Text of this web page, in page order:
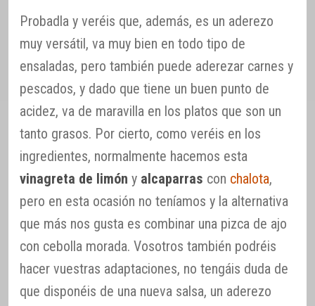
Probadla y veréis que, además, es un aderezo
muy versátil, va muy bien en todo tipo de
ensaladas, pero también puede aderezar carnes y
pescados, y dado que tiene un buen punto de
acidez, va de maravilla en los platos que son un
tanto grasos. Por cierto, como veréis en los
ingredientes, normalmente hacemos esta
vinagreta de limón y alcaparras con chalota,
pero en esta ocasión no teníamos y la alternativa
que más nos gusta es combinar una pizca de ajo
con cebolla morada. Vosotros también podréis
hacer vuestras adaptaciones, no tengáis duda de
que disponéis de una nueva salsa, un aderezo